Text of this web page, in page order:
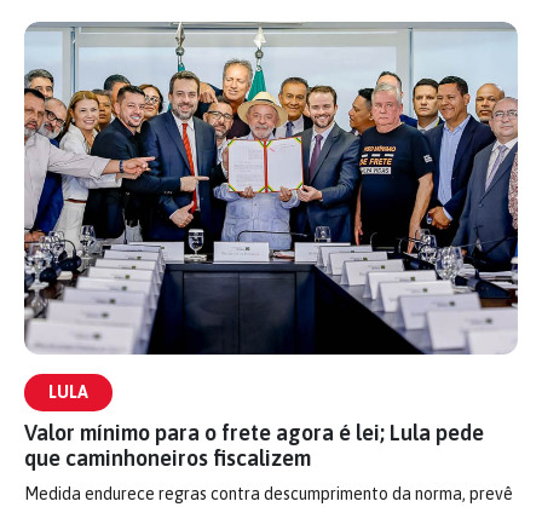
LULA
Valor mínimo para o frete agora é lei; Lula pede
que caminhoneiros fiscalizem
Medida endurece regras contra descumprimento da norma, prevê